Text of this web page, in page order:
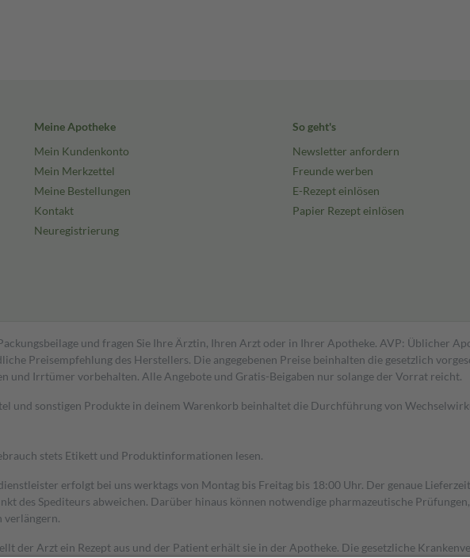
Meine Apotheke
Mein Kundenkonto
Mein Merkzettel
Meine Bestellungen
Kontakt
Neuregistrierung
So geht's
Newsletter anfordern
Freunde werben
E-Rezept einlösen
Papier Rezept einlösen
und fragen Sie Ihre Ärztin, Ihren Arzt oder in Ihrer Apotheke. AVP: Üblicher
Preisempfehlung des Herstellers. Die angegebenen Preise beinhalten die gesetzlich
und Irrtümer vorbehalten. Alle Angebote und Gratis-Beigaben nur solange der Vorrat reicht.
und sonstigen Produkte in deinem Warenkorb beinhaltet die Durchführung von
stets Etikett und Produktinformationen lesen.
erfolgt bei uns werktags von Montag bis Freitag bis 18:00 Uhr. Der genaue
des Spediteurs abweichen. Darüber hinaus können notwendige pharmazeutische
verlängern.
der Arzt ein Rezept aus und der Patient erhält sie in der Apotheke. Die gesetzliche